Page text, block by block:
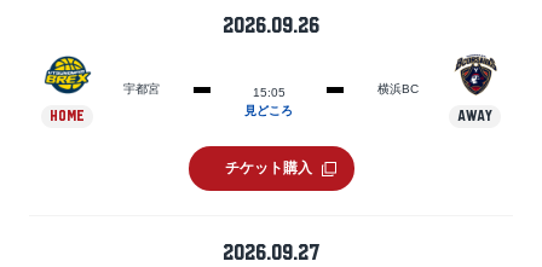
2026.09.26
HOME
宇都宮
15:05
見どころ
横浜BC
AWAY
チケット購入
2026.09.27